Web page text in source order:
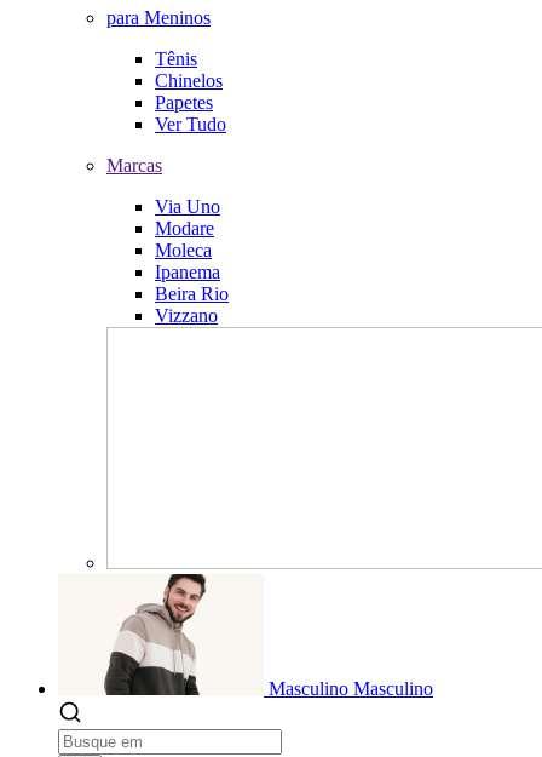
para Meninos
Tênis
Chinelos
Papetes
Ver Tudo
Marcas
Via Uno
Modare
Moleca
Ipanema
Beira Rio
Vizzano
Masculino Masculino